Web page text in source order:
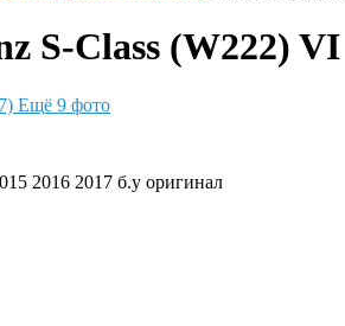
S-Class (W222)
Ещё 9 фото
2016 2017 б.у оригинал